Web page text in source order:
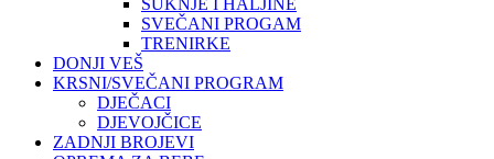
SUKNJE I HALJINE
SVEČANI PROGAM
TRENIRKE
DONJI VEŠ
KRSNI/SVEČANI PROGRAM
DJEČACI
DJEVOJČICE
ZADNJI BROJEVI